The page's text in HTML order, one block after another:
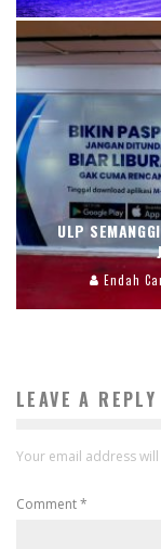
ULP
Endah
LEAVE A REPLY
Your email address
Comment*